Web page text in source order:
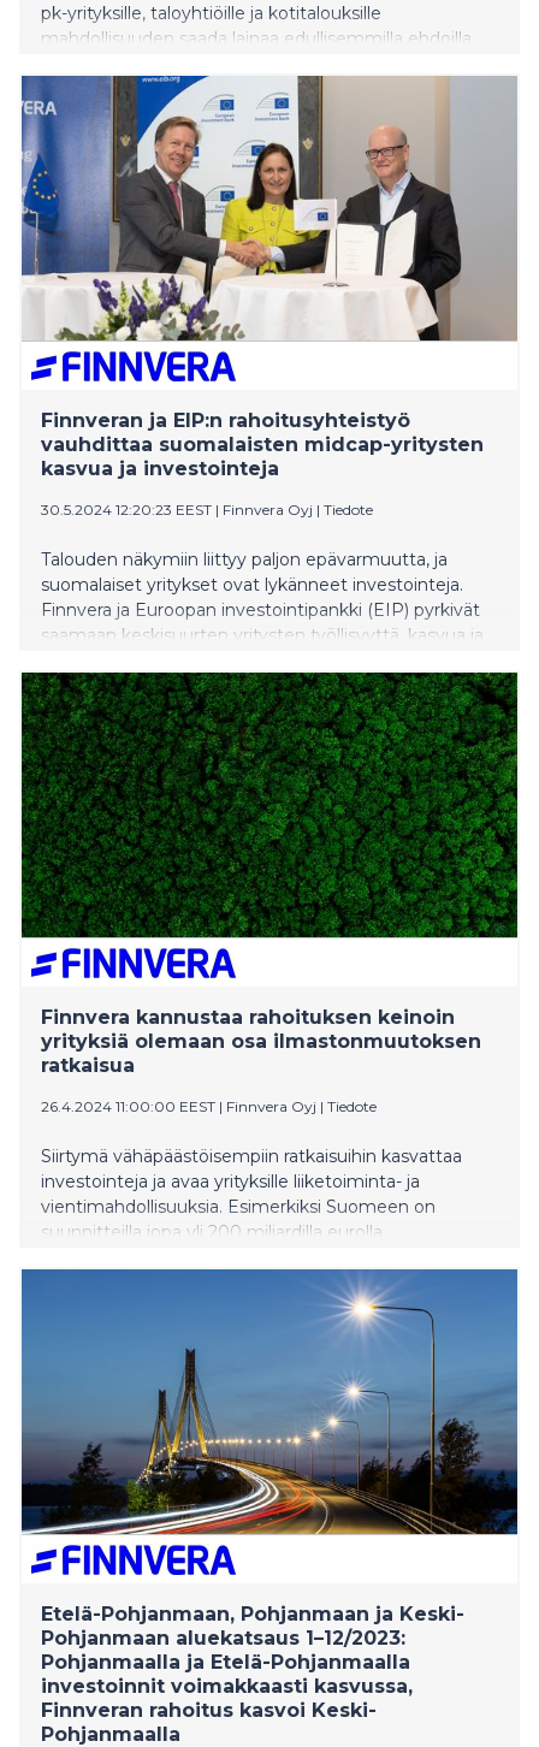
pk-yrityksille, taloyhtiöille ja kotitalouksille
mahdollisuuden saada lainaa edullisemmilla ehdoilla,
Edellytyksenä on, että rahoitettava kohde tukee
kestävää kehitystä.
Finnveran ja EIP:n rahoitusyhteistyö
vauhdittaa suomalaisten midcap-yritysten
kasvua ja investointeja
30.5.2024 12:20:23 EEST | Finnvera Oyj | Tiedote
Talouden näkymiin liittyy paljon epävarmuutta, ja
suomalaiset yritykset ovat lykänneet investointeja.
Finnvera ja Euroopan investointipankki (EIP) pyrkivät
saamaan keskisuurten yritysten työllisyyttä, kasvua ja
Finnvera kannustaa rahoituksen keinoin
yrityksiä olemaan osa ilmastonmuutoksen
ratkaisua
26.4.2024 11:00:00 EEST | Finnvera Oyj | Tiedote
Siirtymä vähäpäästöisempiin ratkaisuihin kasvattaa
investointeja ja avaa yrityksille liiketoiminta- ja
vientimahdollisuuksia. Esimerkiksi Suomeen on
suunnitteilla jopa yli 200 miljardilla eurolla
toiminnalleen ilmastotavoitteen ja tuonut
rahoitusvalikoimaan ilmastokannustimia, joilla halutaan
madaltaa yritysten kynnystä tarttua kasvuun. Vuonna
2022 Finnveran rahoittamien kotimaan ja viennin
hankkeiden CO2-päästöt olivat yhteensä 5,8
megatonnia. Finnveran viennin rahoituksen
energiasektoriin liittyvät vastuut olivat 1,3 miljardia
euroa vuoden 2023 lopussa. Niistä 38 prosenttia liittyi
uusiutuvaan energiaan.
Etelä-Pohjanmaan, Pohjanmaan ja Keski-
Pohjanmaan aluekatsaus 1–12/2023:
Pohjanmaalla ja Etelä-Pohjanmaalla
investoinnit voimakkaasti kasvussa,
Finnveran rahoitus kasvoi Keski-
Pohjanmaalla